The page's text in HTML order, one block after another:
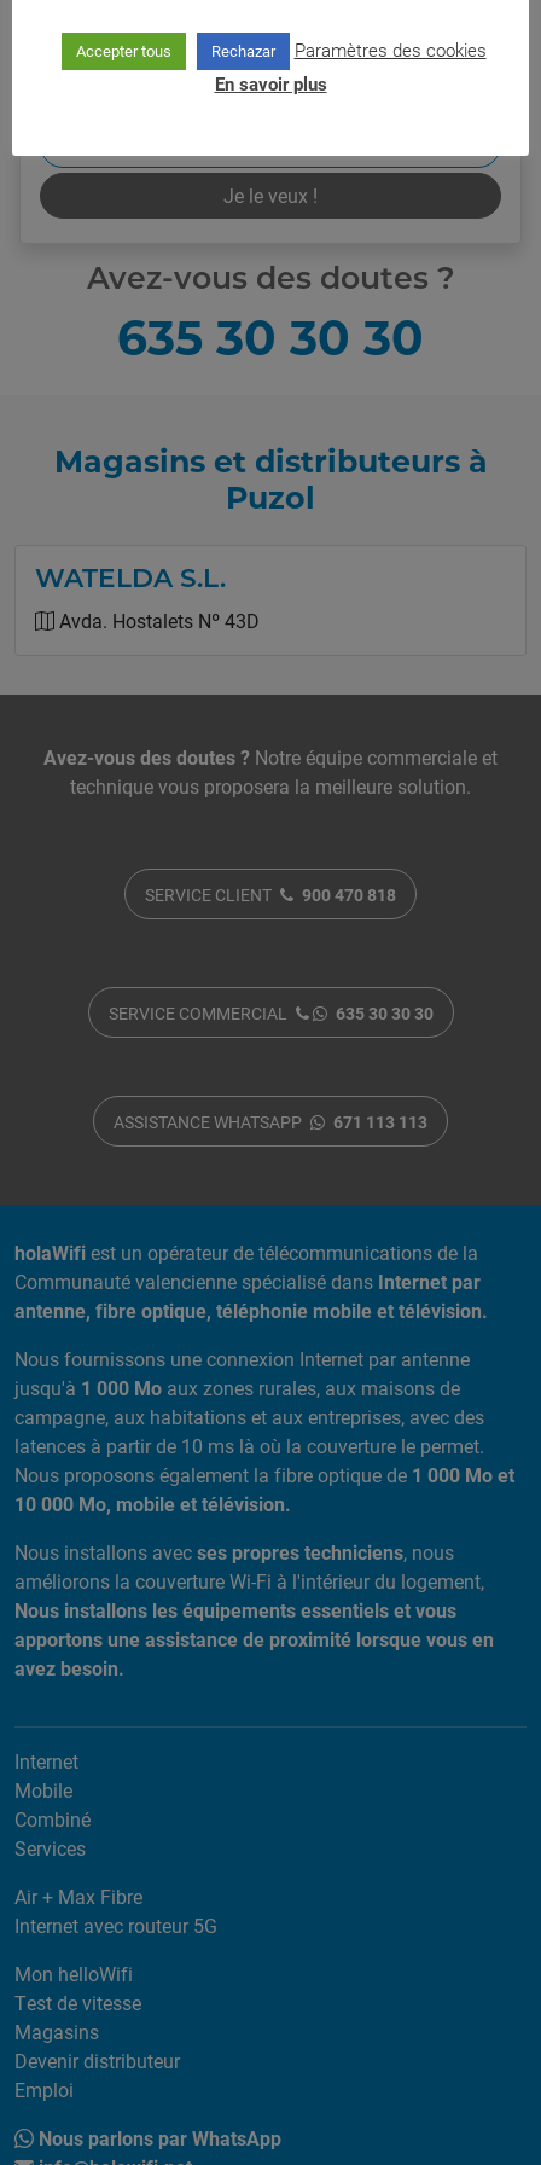
99,95 €/mois
Je le veux !
Avez-vous des doutes ?
635 30 30 30
Magasins et distributeurs à
Puzol
WATELDA S.L.
Avda. Hostalets Nº 43D
Avez-vous des doutes ? Notre équipe commerciale et
technique vous proposera la meilleure solution.
SERVICE CLIENT 900 470 818
SERVICE COMMERCIAL 635 30 30 30
ASSISTANCE WHATSAPP 671 113 113
holaWifiest un opérateur de télécommunications de la
Communauté valencienne spécialisé dans Internet par
antenne, fibre optique, téléphonie mobile et télévision.
Nous fournissons une connexion Internet par antenne
jusqu'à 1 000 Mo aux zones rurales, aux maisons de
campagne, aux habitations et aux entreprises, avec des
latences à partir de 10 ms là où la couverture le permet.
Nous proposons également la fibre optique de 1 000 Mo et
10 000 Mo, mobile et télévision.
Nous installons avecses propres techniciens, nous
améliorons la couverture Wi-Fi à l'intérieur du logement,
Nous installons les équipements essentiels et vous
apportons une assistance de proximité lorsque vous en
avez besoin.
Internet
Mobile
Combiné
Services
Air + Max Fibre
Internet avec routeur 5G
Mon helloWifi
Test de vitesse
Magasins
Devenir distributeur
Emploi
Nous parlons par WhatsApp
Accepter tous Rechazar
Paramètres des cookies
En savoir plus